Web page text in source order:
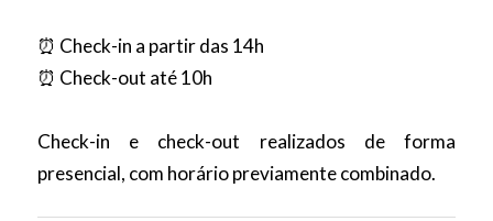
⏰ Check-in a partir das 14h
⏰ Check-out até 10h
Check-in e check-out realizados de forma
presencial, com horário previamente combinado.